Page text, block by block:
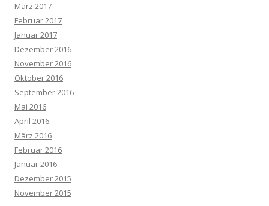
März 2017
Februar 2017
Januar 2017
Dezember 2016
November 2016
Oktober 2016
September 2016
Mai 2016
April 2016
März 2016
Februar 2016
Januar 2016
Dezember 2015
November 2015